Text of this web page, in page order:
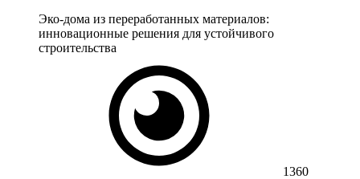
Эко-дома из переработанных материалов:
инновационные решения для устойчивого
строительства
1360